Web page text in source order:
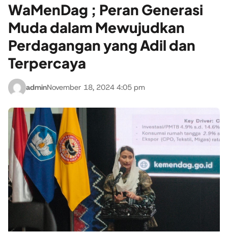
WaMenDag ; Peran Generasi
Muda dalam Mewujudkan
Perdagangan yang Adil dan
Terpercaya
adminNovember 18, 2024 4:05 pm